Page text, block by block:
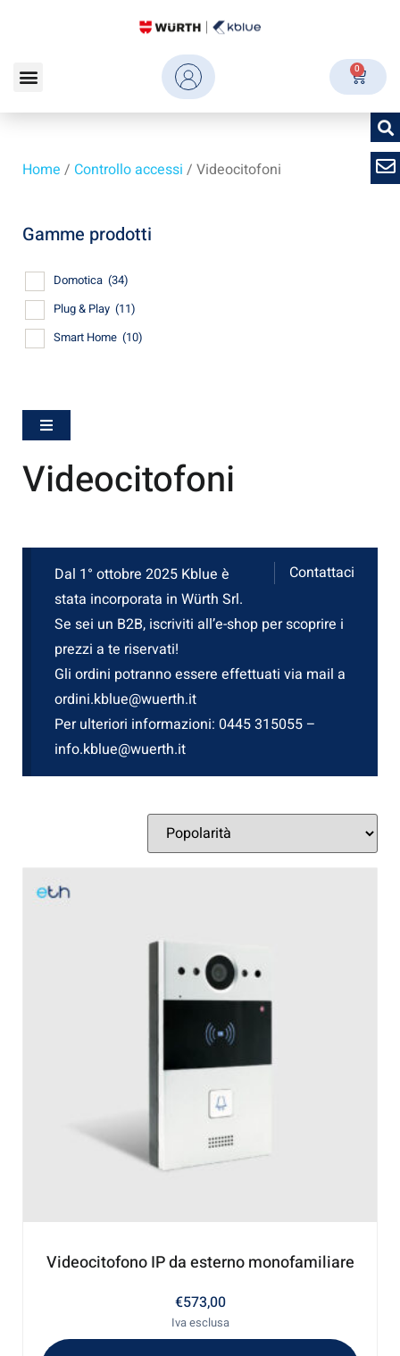
0
Home / Controllo accessi / Videocitofoni
Gamme prodotti
Domotica (34)
Plug & Play (11)
Smart Home (10)
Hamburger Toggle Menu
Videocitofoni
Contattaci
Dal 1° ottobre 2025 Kblue è
stata incorporata in Würth Srl.
Se sei un B2B, iscriviti all’e-shop per scoprire i
prezzi a te riservati!
Gli ordini potranno essere effettuati via mail a
ordini.kblue@wuerth.it
Per ulteriori informazioni: 0445 315055 –
info.kblue@wuerth.it
Videocitofono IP da esterno monofamiliare
€573,00
Iva esclusa